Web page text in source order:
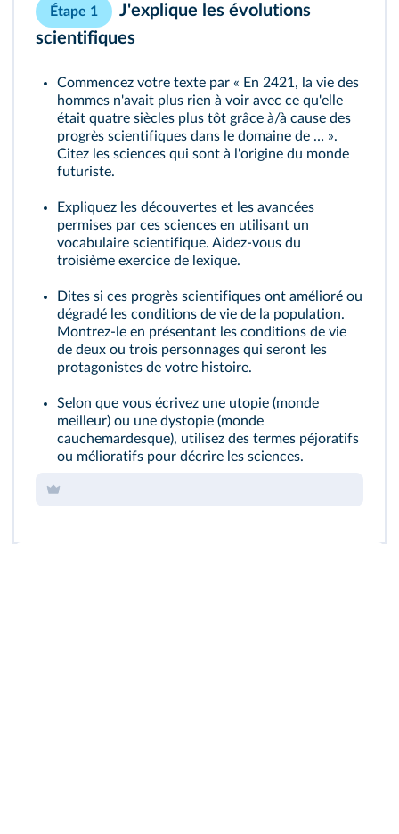
Étape 1
J'explique les évolutions
scientifiques
Commencez votre texte par « En 2421, la vie des
hommes n'avait plus rien à voir avec ce qu'elle
était quatre siècles plus tôt grâce à/à cause des
progrès scientifiques dans le domaine de … ».
Citez les sciences qui sont à l'origine du monde
futuriste.
Expliquez les découvertes et les avancées
permises par ces sciences en utilisant un
vocabulaire scientifique. Aidez‑vous du
troisième exercice de lexique.
Dites si ces progrès scientifiques ont amélioré ou
dégradé les conditions de vie de la population.
Montrez‑le en présentant les conditions de vie
de deux ou trois personnages qui seront les
protagonistes de votre histoire.
Selon que vous écrivez une utopie (monde
meilleur) ou une dystopie (monde
cauchemardesque), utilisez des termes péjoratifs
ou mélioratifs pour décrire les sciences.